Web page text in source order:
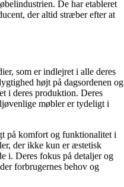
De har etableret
der altid stræber efter at
som er indlejret i alle deres
højt på dagsordenen og
i deres produktion. Deres
møbler er tydeligt i
på komfort og funktionalitet i
der ikke kun er æstetisk
i. Deres fokus på detaljer og
forbrugernes behov og